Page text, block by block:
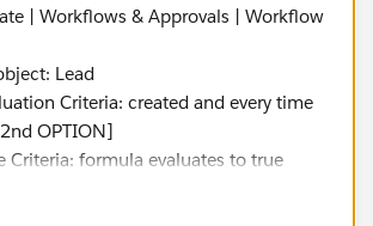
| Workflows & Approvals | Workflow
Lead
Criteria: created and every time
OPTION]
Criteria: formula evaluates to true